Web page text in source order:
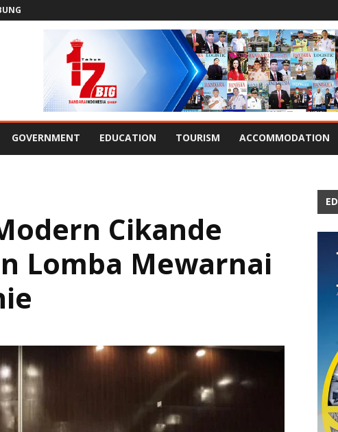
GOVERNMENT EDUCATION TOURISM ACCOMMODATION
Cikande
Lomba Mewarnai